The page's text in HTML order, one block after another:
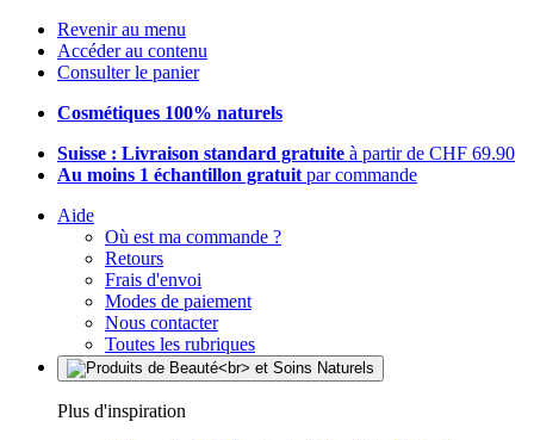
Revenir au menu
Accéder au contenu
Consulter le panier
Cosmétiques 100% naturels
Suisse : Livraison standard gratuite à partir de CHF 69.90
Au moins 1 échantillon gratuit par commande
Aide
Où est ma commande ?
Retours
Frais d'envoi
Modes de paiement
Nous contacter
Toutes les rubriques
Plus d'inspiration